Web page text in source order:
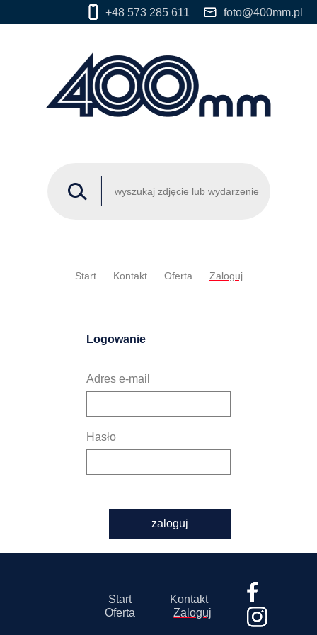
+48 573 285 611 foto@400mm.pl
Start Kontakt Oferta Zaloguj
Logowanie
Adres e-mail
Hasło
zaloguj
Start
Kontakt
Oferta
Zaloguj